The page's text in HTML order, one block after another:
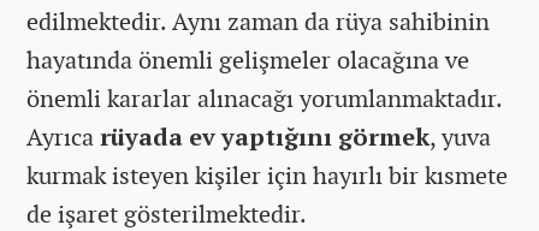
edilmektedir. Aynı zaman da rüya sahibinin
hayatında önemli gelişmeler olacağına ve
önemli kararlar alınacağı yorumlanmaktadır.
Ayrıcarüyada ev yaptığını görmek, yuva
kurmak isteyen kişiler için hayırlı bir kısmete
de işaret gösterilmektedir.